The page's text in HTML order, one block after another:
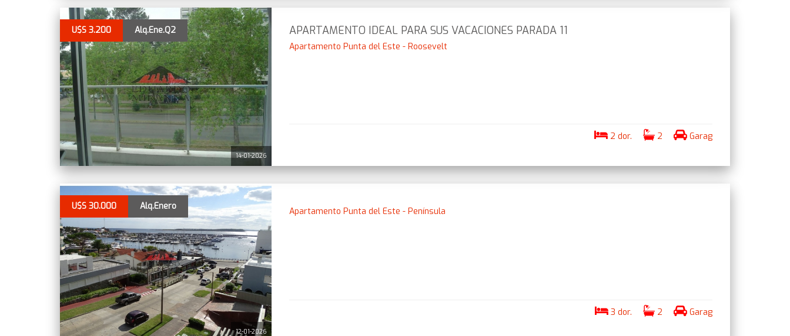
14-01-2026
U$S 3.200 Alq.Ene.Q2 APARTAMENTO IDEAL PARA SUS VACACIONES PARADA 11
Apartamento Punta del Este - Roosevelt
2 dor. 2 Garag
12-01-2026
U$S 30.000 Alq.Enero Apartamento Punta del Este - Península
3 dor. 2 Garag